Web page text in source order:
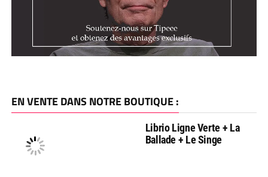
EN VENTE DANS NOTRE BOUTIQUE :
Librio Ligne Verte + La
Ballade + Le Singe